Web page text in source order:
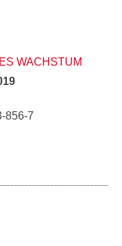
WACHSTUM
856-7